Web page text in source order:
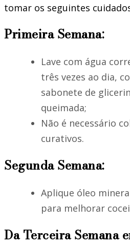
tomar os seguintes
Primeira Semana:
Lave com água
três vezes ao dia,
sabonete de
queimada;
Não é necessário
curativos.
Segunda Semana:
Aplique óleo
para melhorar
Da Terceira Semana